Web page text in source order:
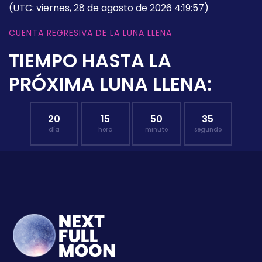
(UTC: viernes, 28 de agosto de 2026 4:19:57)
CUENTA REGRESIVA DE LA LUNA LLENA
TIEMPO HASTA LA
PRÓXIMA LUNA LLENA:
20
día
15
hora
50
minuto
34
segundo